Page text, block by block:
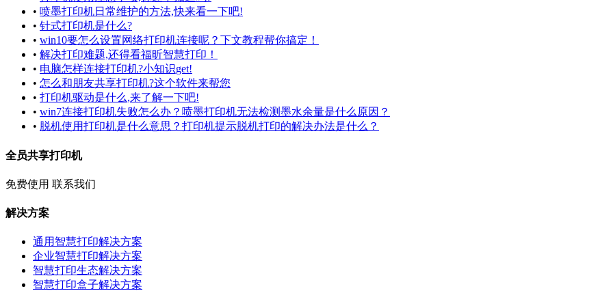
• 喷墨打印机日常维护的方法,快来看一下吧!
• 针式打印机是什么?
• win10要怎么设置网络打印机连接呢？下文教程帮你搞定！
• 解决打印难题,还得看福昕智慧打印！
• 电脑怎样连接打印机?小知识get!
• 怎么和朋友共享打印机?这个软件来帮您
• 打印机驱动是什么,来了解一下吧!
• win7连接打印机失败怎么办？喷墨打印机无法检测墨水余量是什么原因？
• 脱机使用打印机是什么意思？打印机提示脱机打印的解决办法是什么？
全员共享打印机
免费使用 联系我们
解决方案
通用智慧打印解决方案
企业智慧打印解决方案
智慧打印生态解决方案
智慧打印盒子解决方案